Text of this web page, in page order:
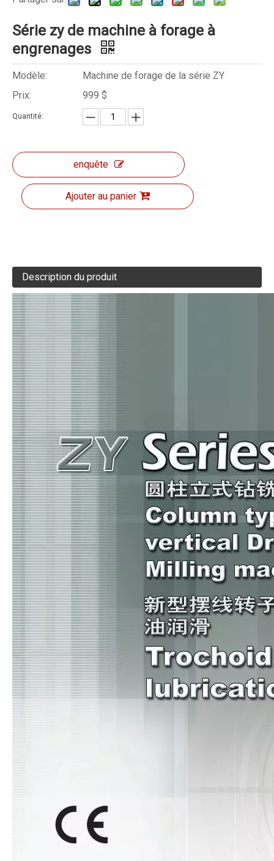
Série zy de machine à forage à
engrenages
Modèle:
Machine de forage de la série ZY
Prix:
999 $
Quantité:
enquête
Ajouter au panier
Description du produit